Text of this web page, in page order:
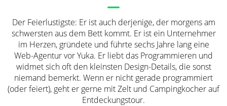
Der Feierlustigste: Er ist auch derjenige, der morgens am
schwersten aus dem Bett kommt. Er ist ein Unternehmer
im Herzen, gründete und führte sechs Jahre lang eine
Web-Agentur vor Yuka. Er liebt das Programmieren und
widmet sich oft den kleinsten Design-Details, die sonst
niemand bemerkt. Wenn er nicht gerade programmiert
(oder feiert), geht er gerne mit Zelt und Campingkocher auf
Entdeckungstour.